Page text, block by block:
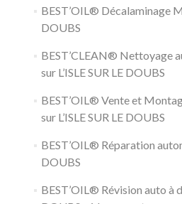
BEST’OIL® Décalaminage
DOUBS
BEST’CLEAN® Nettoyage
sur L’ISLE SUR LE DOUBS
BEST’OIL® Vente et
sur L’ISLE SUR LE DOUBS
BEST’OIL® Réparation
DOUBS
BEST’OIL® Révision auto à